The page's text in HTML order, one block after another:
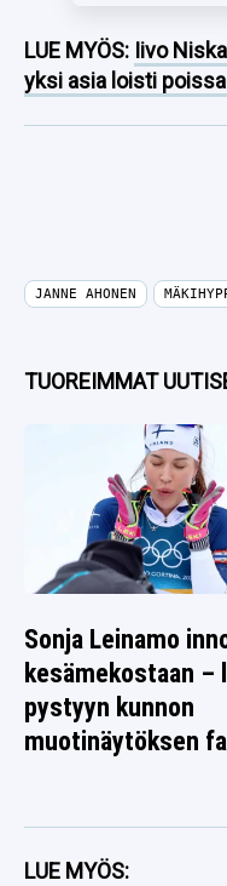
LUE MYÖS: Iivo
yksi asia loisti
JANNE AHONEN
TUOREIMMAT
Sonja Leinamo
kesämekostaan –
pystyyn kunnon
muotinäytöksen
LUE MYÖS: